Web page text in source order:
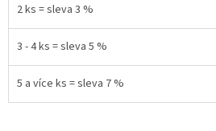
2 ks = sleva 3 %
3 - 4 ks = sleva 5 %
5 a více ks = sleva 7 %